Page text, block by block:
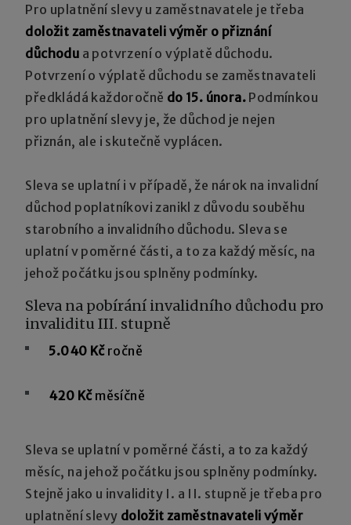
Pro uplatnění slevy u zaměstnavatele je třeba
doložit zaměstnavateli výměr o přiznání
důchodu a potvrzení o výplatě důchodu.
Potvrzení o výplatě důchodu se zaměstnavateli
předkládá každoročně do 15. února. Podmínkou
pro uplatnění slevy je, že důchod je nejen
přiznán, ale i skutečně vyplácen.
Sleva se uplatní i v případě, že nárok na invalidní
důchod poplatníkovi zanikl z důvodu souběhu
starobního a invalidního důchodu. Sleva se
uplatní v poměrné části, a to za každý měsíc, na
jehož počátku jsou splněny podmínky.
Sleva na pobírání invalidního důchodu pro
invaliditu III. stupně
5.040 Kčročně
420 Kčměsíčně
Sleva se uplatní v poměrné části, a to za každý
měsíc, na jehož počátku jsou splněny podmínky.
Stejně jako u invalidity I. a II. stupně je třeba pro
uplatnění slevy doložit zaměstnavateli výměr